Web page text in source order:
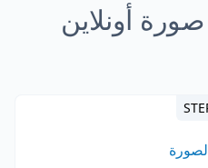
أونلاين